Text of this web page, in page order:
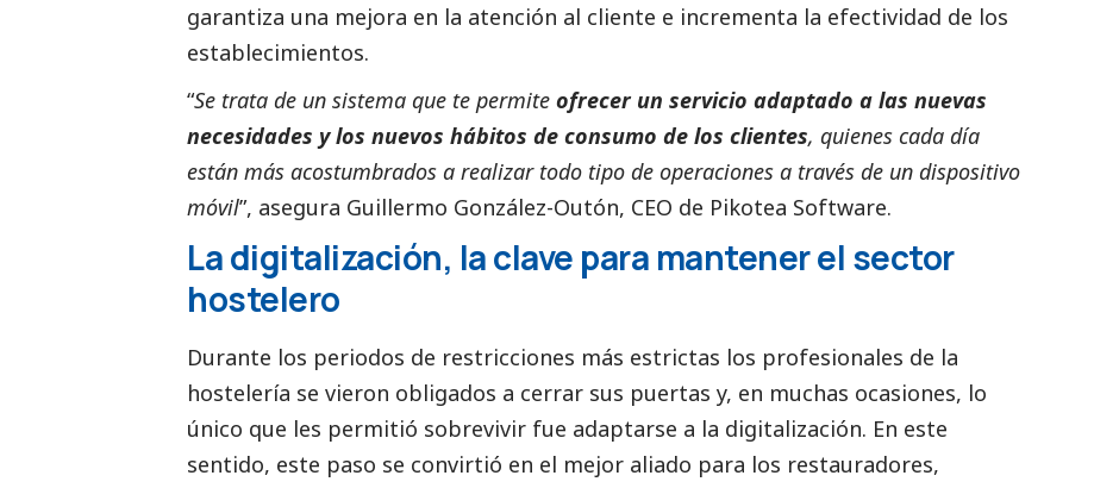
garantiza una mejora en la atención al cliente e incrementa la efectividad de los
establecimientos.
“Se trata de un sistema que te permite ofrecer un servicio adaptado a las nuevas
necesidades y los nuevos hábitos de consumo de los clientes, quienes cada día
están más acostumbrados a realizar todo tipo de operaciones a través de un dispositivo
móvil”, asegura Guillermo González-Outón, CEO de Pikotea Software.
La digitalización, la clave para mantener el sector
hostelero
Durante los periodos de restricciones más estrictas los profesionales de la
hostelería se vieron obligados a cerrar sus puertas y, en muchas ocasiones, lo
único que les permitió sobrevivir fue adaptarse a la digitalización. En este
sentido, este paso se convirtió en el mejor aliado para los restauradores,